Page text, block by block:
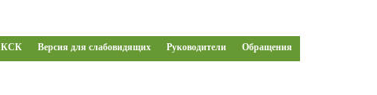
КСК Версия для слабовидящих Руководители Обращения